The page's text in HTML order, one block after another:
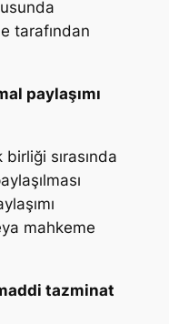
tarafından
paylaşımı
sırasında
mahkeme
tazminat